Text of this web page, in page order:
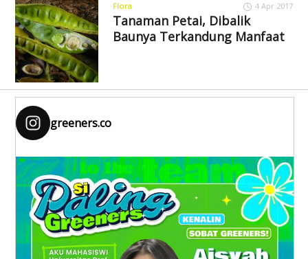
Flora 4 Apr 2017
Tanaman Petai, Dibalik
Baunya Terkandung Manfaat
greeners.co